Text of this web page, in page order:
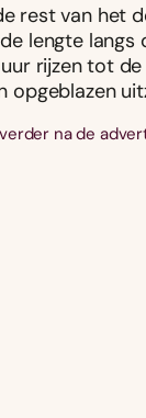
rest van het
lengte langs
rijzen tot
opgeblazen
na de